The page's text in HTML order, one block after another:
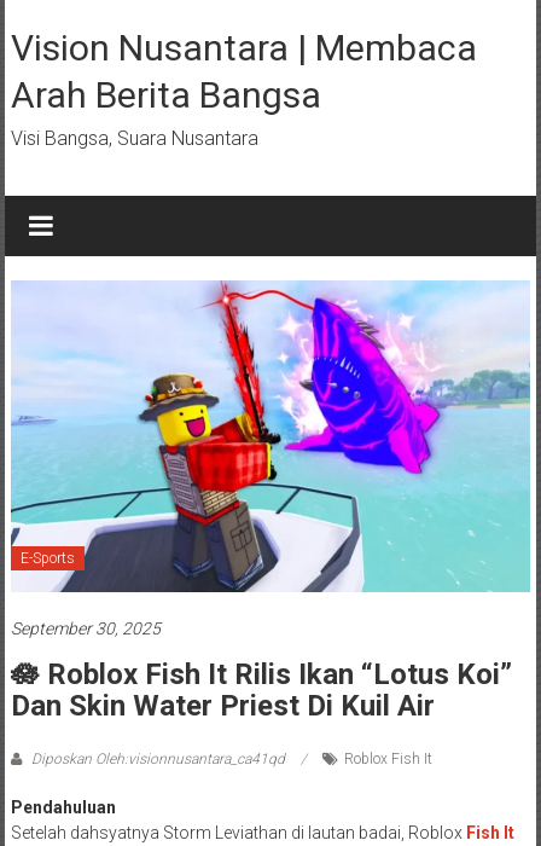
ke
konten
Vision Nusantara | Membaca
Arah Berita Bangsa
Visi Bangsa, Suara Nusantara
E-Sports
September 30, 2025
🪷 Roblox Fish It Rilis Ikan “Lotus Koi”
Dan Skin Water Priest Di Kuil Air
Diposkan Oleh:visionnusantara_ca41qd Roblox Fish It
Pendahuluan
Setelah dahsyatnya Storm Leviathan di lautan badai, Roblox Fish It